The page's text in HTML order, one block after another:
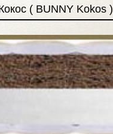
( BUNNY Kokos )